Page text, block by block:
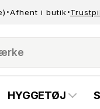
·Afhent i butik·
HYGGETØJ